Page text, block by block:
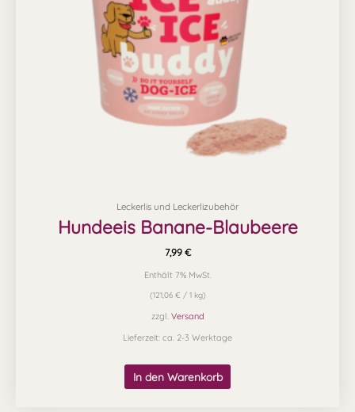
Leckerlis und Leckerlizubehör
Hundeeis Banane-Blaubeere
7,99 €
Enthält 7% MwSt.
(121,06 € / 1 kg)
zzgl. Versand
Lieferzeit: ca. 2-3 Werktage
In den Warenkorb